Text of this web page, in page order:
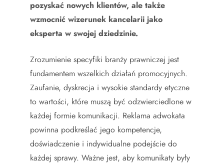
pozyskać nowych klientów, ale także
wzmocnić wizerunek kancelarii jako
eksperta w swojej dziedzinie.
Zrozumienie specyfiki branży prawniczej jest
fundamentem wszelkich działań promocyjnych.
Zaufanie, dyskrecja i wysokie standardy etyczne
to wartości, które muszą być odzwierciedlone w
każdej formie komunikacji. Reklama adwokata
powinna podkreślać jego kompetencje,
doświadczenie i indywidualne podejście do
każdej sprawy. Ważne jest, aby komunikaty były